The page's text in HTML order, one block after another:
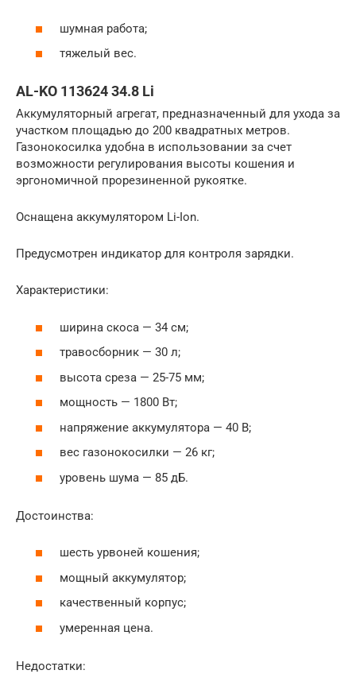
шумная работа;
тяжелый вес.
AL-KO 113624 34.8 Li
Аккумуляторный агрегат, предназначенный для ухода за
участком площадью до 200 квадратных метров.
Газонокосилка удобна в использовании за счет
возможности регулирования высоты кошения и
эргономичной прорезиненной рукоятке.
Оснащена аккумулятором Li-Ion.
Предусмотрен индикатор для контроля зарядки.
Характеристики:
ширина скоса — 34 см;
травосборник — 30 л;
высота среза — 25-75 мм;
мощность — 1800 Вт;
напряжение аккумулятора — 40 В;
вес газонокосилки — 26 кг;
уровень шума — 85 дБ.
Достоинства:
шесть урвоней кошения;
мощный аккумулятор;
качественный корпус;
умеренная цена.
Недостатки: